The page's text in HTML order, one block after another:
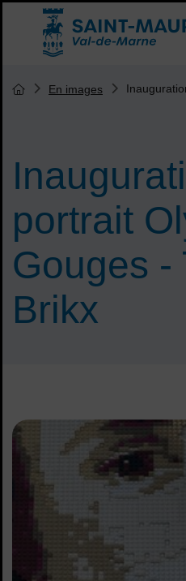
Menu de raccourcis
Accueil ville de Saint-Maurice
portrait
Gouges -
Brikx
Vous êtes ici :
Page d'accueil du site
En images